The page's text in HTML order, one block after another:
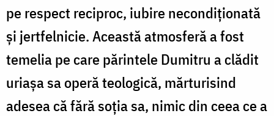
pe respect reciproc, iubire necondiționată
și jertfelnicie. Această atmosferă a fost
temelia pe care părintele Dumitru a clădit
uriașa sa operă teologică, mărturisind
adesea că fără soția sa, nimic din ceea ce a